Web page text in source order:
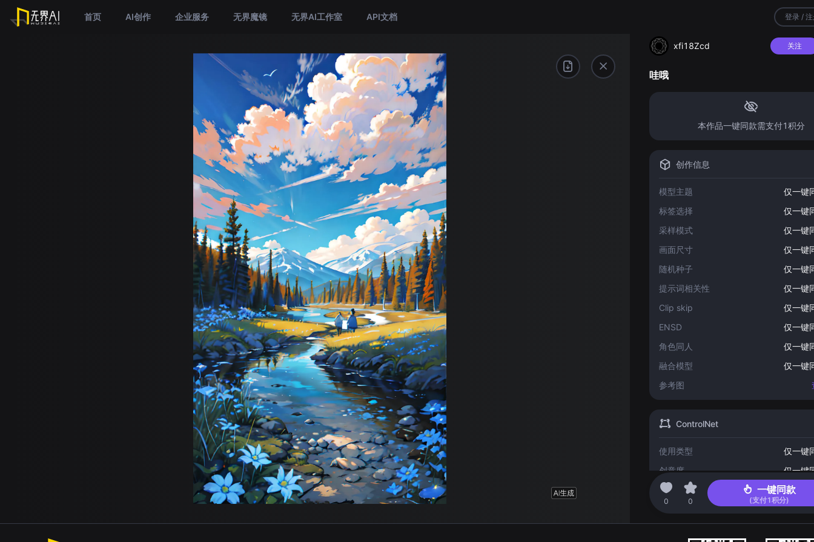
首页 AI创作 企业服务 无界魔镜 无界AI工作室 API文档 登录 /
xfi18Zcd 关注
哇哦
本作品一键同款需支付1积分
创作信息
模型主题
仅一键
标签选择
仅一键
采样模式
仅一键
画面尺寸
仅一键
随机种子
仅一键
提示词相关性
仅一键
Clip skip
仅一键
ENSD
仅一键
角色同人
仅一键
融合模型
仅一键
参考图
ControlNet
使用类型
仅一键
创意度
仅一键
2023-04-23 16:07
0 0
一键同款
(支付1积分)